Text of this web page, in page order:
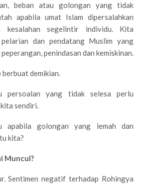
beban atau golongan yang tidak
apabila umat Islam dipersalahkan
segelintir individu. Kita
pelarian dan pendatang Muslim yang
penindasan dan kemiskinan.
berbuat demikian.
persoalan yang tidak selesa perlu
sendiri.
apabila golongan yang lemah dan
kita?
Muncul?
Sentimen negatif terhadap Rohingya